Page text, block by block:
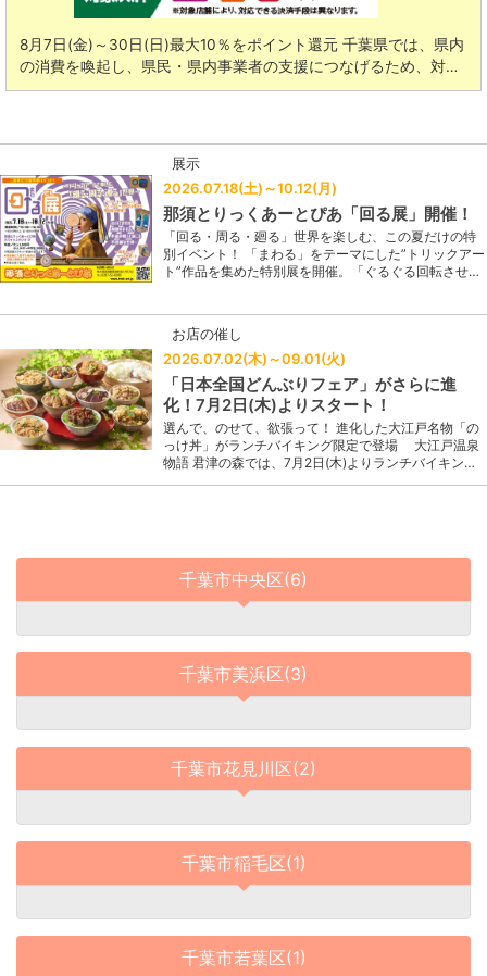
7日(金)～30日(日)最大10％をポイント還元 千葉県では、県内
費を喚起し、県民・県内事業者の支援につなげるため、対…
展示
2026.07.18(土)～10.12(月)
那須とりっくあーとぴあ「回る展」開催！
「回る・周る・廻る」世界を楽しむ、この夏だけの特
別イベント！ 「まわる」をテーマにした”トリックアー
ト”作品を集めた特別展を開催。「ぐるぐる回転させ…
お店の催し
2026.07.02(木)～09.01(火)
「日本全国どんぶりフェア」がさらに進
化！7月2日(木)よりスタート！
選んで、のせて、欲張って！ 進化した大江戸名物「の
っけ丼」がランチバイキング限定で登場 大江戸温泉
物語 君津の森では、7月2日(木)よりランチバイキン…
千葉市中央区(6)
千葉市美浜区(3)
千葉市花見川区(2)
千葉市稲毛区(1)
千葉市若葉区(1)